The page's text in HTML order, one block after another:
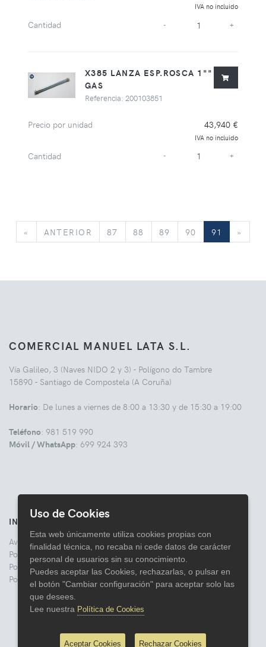
IVA no incluido
Cantidad - +
X385 LANZA ESP.ROSCA 1""
GAS
Referencia: 200103851
Precio por unidad 43,940 €
IVA no incluido
Cantidad - +
« ANTERIOR ANTERIOR
87 88 89 90 91 »
COMERCIAL MANUEL LATA S.L.
Vía Galileo, 3 (Naves NIDO 2 y 3) - Polígono do Tambre
15890 - Santiago de Compostela (A Coruña)
Horario: De lunes a viernes de 8:00 a 13:30 y de 15:30 a 19:00
Teléfono: 981 519 990
Móvil / WhatsApp: 699 924 393
INFORMACIÓN
Aviso legal
Politica de Privacidad
Política de Cookies
Política de Devoluciones
Uso de Cookies
Esta web únicamente utiliza cookies propias con
finalidad técnica, no recaba ni cede datos de carácter
personal de usuarios sin su conocimiento.
Puedes aceptar las Cookies, rechazarlas, o pulsar en
el botón "Cambiar configuración" para aceptar solo las
que desees.
Lee nuestra Política de Cookies
Aceptar Cookies Rechazar Cookies